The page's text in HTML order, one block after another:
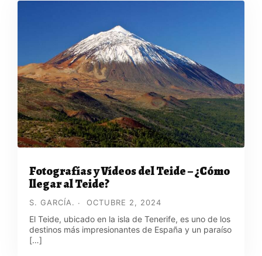
Fotografías y Vídeos del Teide – ¿Cómo
llegar al Teide?
S. GARCÍA. OCTUBRE 2, 2024
El Teide, ubicado en la isla de Tenerife, es uno de los
destinos más impresionantes de España y un paraíso
[…]